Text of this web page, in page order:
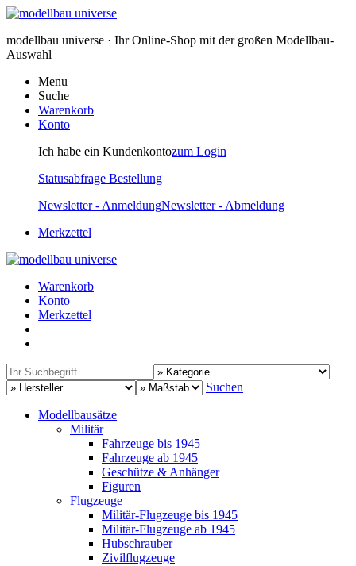
modellbau universe · Ihr Online-Shop mit der großen Modellbau-
Auswahl
Menu
Suche
Warenkorb
Konto
Ich habe ein Kundenkontozum Login
Statusabfrage Bestellung
Newsletter - AnmeldungNewsletter - Abmeldung
Merkzettel
Warenkorb
Konto
Merkzettel
Suchen
Modellbausätze
Militär
Fahrzeuge bis 1945
Fahrzeuge ab 1945
Geschütze & Anhänger
Figuren
Flugzeuge
Militär-Flugzeuge bis 1945
Militär-Flugzeuge ab 1945
Hubschrauber
Zivilflugzeuge